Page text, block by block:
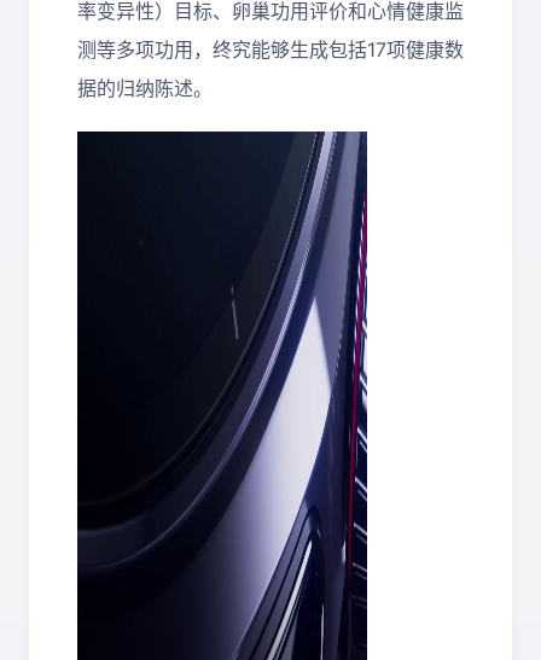
率变异性）目标、卵巢功用评价和心情健康监
测等多项功用，终究能够生成包括17项健康数
据的归纳陈述。